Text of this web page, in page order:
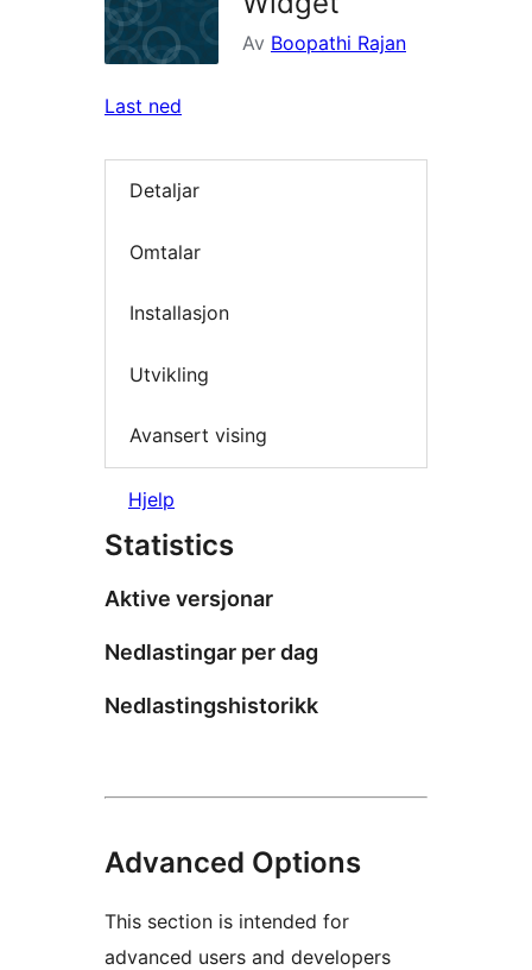
Av Boopathi Rajan
Last ned
Detaljar
Omtalar
Installasjon
Utvikling
Avansert vising
Hjelp
Statistics
Aktive versjonar
Nedlastingar per dag
Nedlastingshistorikk
Advanced Options
This section is intended for
advanced users and developers